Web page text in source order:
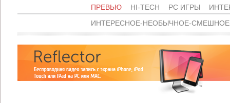
ПРЕВЬЮ HI-TECH PC ИГРЫ
ИНТЕРЕСНОЕ-НЕОБЫЧНОЕ-